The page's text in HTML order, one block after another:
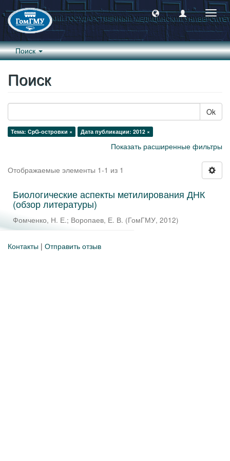
Поиск
Поиск
Ok
Тема: CpG-островки × Дата публикации: 2012 ×
Показать расширенные фильтры
Отображаемые элементы 1-1 из 1
Биологические аспекты метилирования ДНК
(обзор литературы)
Фомченко, Н. Е.; Воропаев, Е. В. (ГомГМУ, 2012)
Контакты | Отправить отзыв